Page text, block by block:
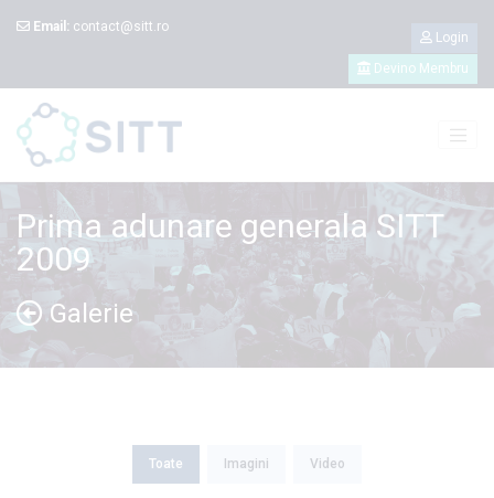
Email: contact@sitt.ro
Login
Devino Membru
Prima adunare generala SITT
2009
Galerie
Toate Imagini Video